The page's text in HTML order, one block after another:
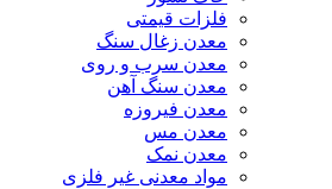
فلزات قیمتی
معدن زغال سنگ
معدن سرب و روی
معدن سنگ آهن
معدن فیروزه
معدن مس
معدن نمک
مواد معدنی غیر فلزی